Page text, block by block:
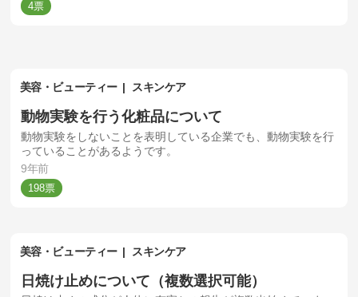
4
美容・ビューティー スキンケア
動物実験を行う化粧品について
動物実験をしないことを表明している企業でも、動物実験を行
っていることがあるようです。
9年前
198
美容・ビューティー スキンケア
日焼け止めについて（複数選択可能）